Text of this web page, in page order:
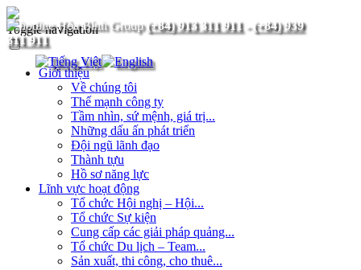
(+84) 913 311 911- (+84) 939
311 911
Toggle navigation
Giới thiệu
Về chúng tôi
Thế mạnh công ty
Tầm nhìn, sứ mệnh, giá trị...
Những dấu ấn phát triển
Đội ngũ lãnh đạo
Thành tựu
Hồ sơ năng lực
Lĩnh vực hoạt động
Tổ chức Hội nghị – Hội...
Tổ chức Sự kiện
Cung cấp các giải pháp quảng...
Tổ chức Du lịch – Team...
Sản xuất, thi công, cho thuê...